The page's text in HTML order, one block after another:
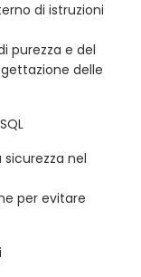
di istruzioni
purezza e del
delle
nel
per evitare